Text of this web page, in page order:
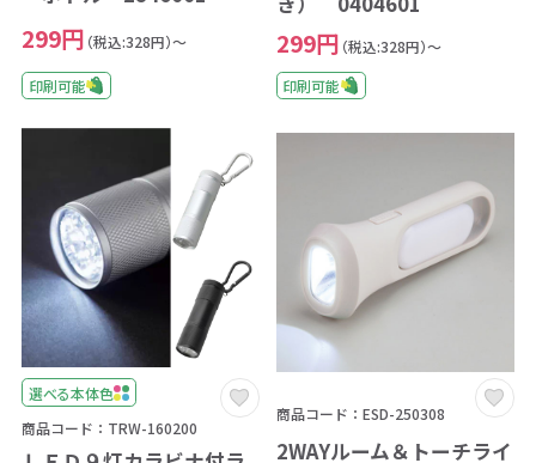
299円 （税込:328円）～
印刷可能
299円 （税込:328円）～
印刷可能
選べる本体色
商品コード：TRW-160200
商品コード：ESD-250308
2WAYルーム＆トーチライ